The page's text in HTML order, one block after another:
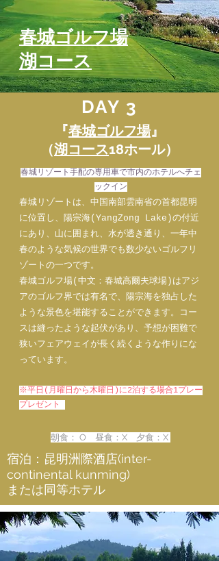
春城ゴルフ場
湖コース
DAY 3
『春城ゴルフ場』
（湖コース18ホール）
春城リゾート手配の専用車で市内のホテルへチェ
ックイン​
春城リゾートは、中国南部雲南省の首都昆明
に位置し、陽宗海(YangZong Lake)の付近
にあり、山に囲まれ、水が透き通り、一年中
春のような気候の世界でも数少ないゴルフリ
ゾートの一つです。
春城ゴルフ場(中文：春城高爾夫球場)はアジ
アのゴルフ界では有名で、陽宗海を独占した
ような景色を堪能することができます。コー
スは縫ったような起伏があり、予想が困難で
狭いフェアウェイが長く続くような作りにな
っています。
※平日(月曜日から木曜日)に2泊する場合1プレー
プレゼント
朝食： O 昼食：X 夕食：X
宿泊：昆明洲際酒店(inter-
continental kunming)
または同等ホテル